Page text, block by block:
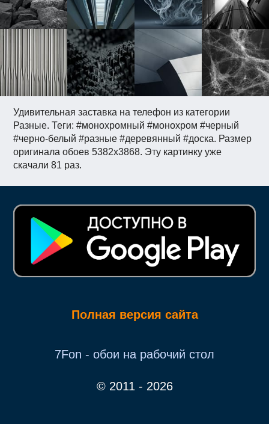
Удивительная заставка на телефон из категории
Разные. Теги: #монохромный #монохром #черный
#черно-белый #разные #деревянный #доска. Размер
оригинала обоев 5382x3868. Эту картинку уже
скачали 81 раз.
Полная версия сайта
7Fon - обои на рабочий стол
© 2011 - 2026